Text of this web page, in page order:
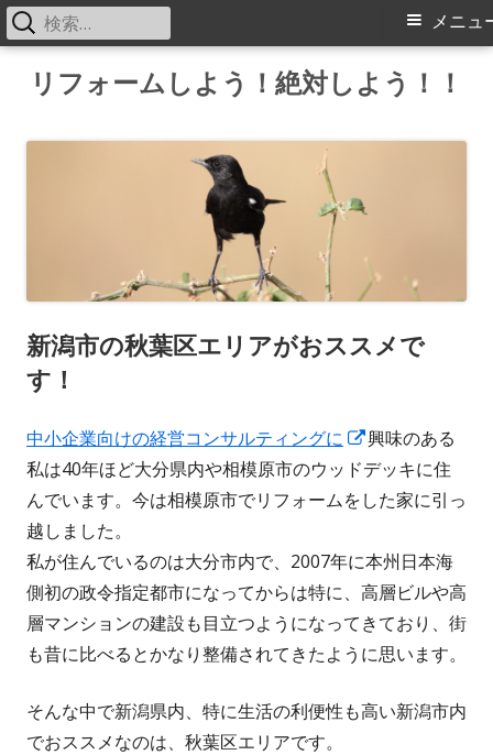
リフォームしよう！絶対しよう！！
メ
メニュ
検
索:
新潟市の秋葉区エリアがおススメで
す！
中小企業向けの経営コンサルティングに
新
し
い
ィ
ン
ド
ウ
開
興味のある
私は40年ほど大分県内や相模原市のウッドデッキに住
んでいます。今は相模原市でリフォームをした家に引っ
越しました。
私が住んでいるのは大分市内で、2007年に本州日本海
側初の政令指定都市になってからは特に、高層ビルや高
層マンションの建設も目立つようになってきており、街
も昔に比べるとかなり整備されてきたように思います。
そんな中で新潟県内、特に生活の利便性も高い新潟市内
でおススメなのは、秋葉区エリアです。